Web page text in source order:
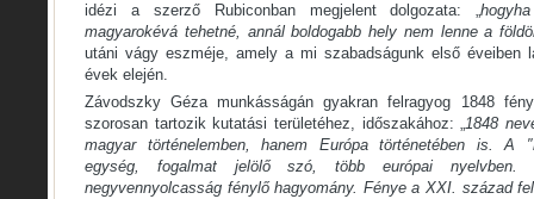
idézi a szerző Rubiconban megjelent dolgozata: „
magyarokévá tehetné, annál boldogabb hely nem lenne a
utáni vágy eszméje, amely a mi szabadságunk első éveiben
évek elején.
Závodszky Géza munkásságán gyakran felragyog 1848
szorosan tartozik kutatási területéhez, időszakához: „1848
magyar történelemben, hanem Európa történetében is. A
egység, fogalmat jelölő szó, több európai
negyvennyolcasság fénylő hagyomány. Fénye a XXI. század